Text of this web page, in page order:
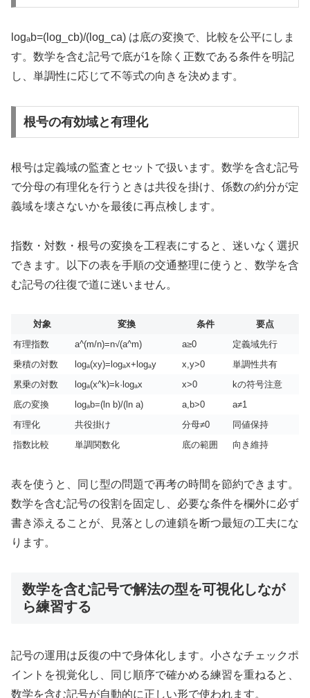
logₐb=(log_cb)/(log_ca) は底の変換で、比較を公平にしま
す。数学を含む記号で底が1を除く正数である条件を明記
し、単調性に応じて不等式の向きを決めます。
根号の有効域と有理化
根号は定義域の監査とセットで扱います。数学を含む記号
で分母の有理化を行うときは共役を掛け、係数の約分が定
義域を壊さないかを最後に再点検します。
指数・対数・根号の変換を工程表にすると、迷いなく選択
できます。以下の表を手順の交通整理に使うと、数学を含
む記号の往復で道に迷いません。
対象 変換 条件
要点
有理指数
a^(m/n)=n√(a^m) a≥0
定義域先行
乗積の対数
logₐ(xy)=logₐx+logₐy x,y>0
単調性共有
累乗の対数
logₐ(x^k)=k·logₐx x>0
kの符号注意
底の変換
logₐb=(ln b)/(ln a) a,b>0
a≠1
有理化
共役掛け 分母≠0
同値保持
指数比較
単調関数化 底の範囲 向き維持
表を使うと、同じ型の問題で再考の時間を節約できます。
数学を含む記号の役割を固定し、必要な条件を欄外に必ず
書き添えることが、見落としの連鎖を断つ最短の工夫にな
ります。
数学を含む記号で解法の型を可視化しなが
ら練習する
記号の運用は反復の中で身体化します。小さなチェックポ
イントを視覚化し、同じ順序で確かめる練習を重ねると、
数学を含む記号が自動的に正しい形で使われます。